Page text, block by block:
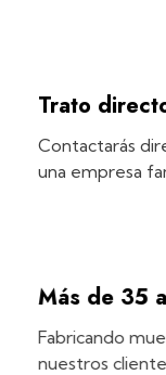
Trato
Contactarás
una empresa
Más de 35
Fabricando
nuestros